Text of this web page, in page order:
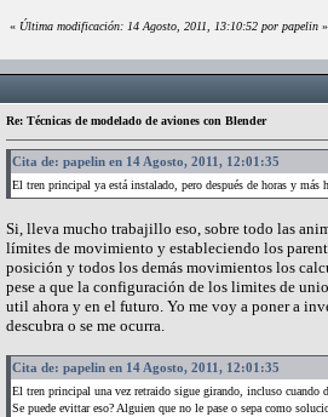
« Última modificación: 14 Agosto, 2011, 13:10:52 por papelin »
Re: Técnicas de modelado de aviones con Blender
Cita de: papelin en 14 Agosto, 2011, 12:01:35
El tren principal ya está instalado, pero después de horas y
Si, lleva mucho trabajillo eso, sobre todo las
límites de movimiento y estableciendo los
posición y todos los demás movimientos los
pese a que la configuración de los limites de
util ahora y en el futuro. Yo me voy a poner a
descubra o se me ocurra.
Cita de: papelin en 14 Agosto, 2011, 12:01:35
El tren principal una vez retraido sigue girando, incluso cuando
Se puede evittar eso? Alguien que no le pase o sepa como